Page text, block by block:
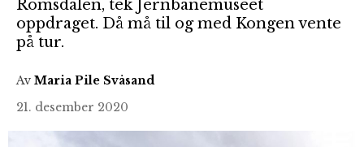
Romsdalen, tek Jernbanemuseet
oppdraget. Då må til og med Kongen vente
på tur.
Av Maria Pile Svåsand
21. desember 2020